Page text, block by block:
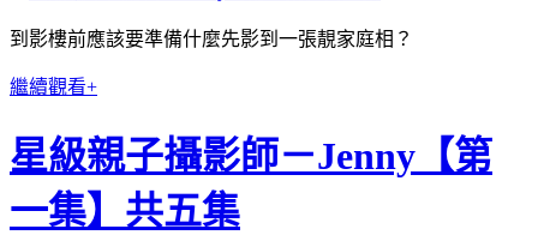
到影樓前應該要準備什麼先影到一張靚家庭相？
繼續觀看+
星級親子攝影師－Jenny【第
一集】共五集